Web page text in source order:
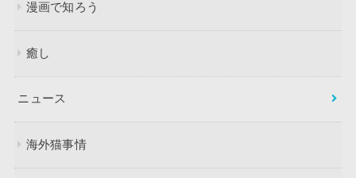
漫画で知ろう
癒し
ニュース
海外猫事情